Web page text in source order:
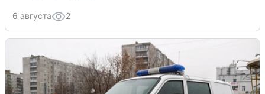
6 августа 2